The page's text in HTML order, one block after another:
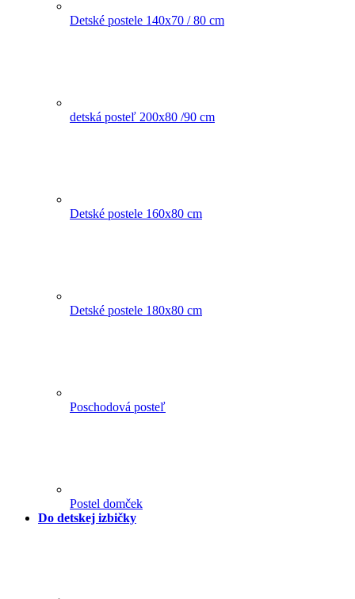
Detské postele 140x70 / 80 cm
detská posteľ 200x80 /90 cm
Detské postele 160x80 cm
Detské postele 180x80 cm
Poschodová posteľ
Postel domček
Do detskej izbičky